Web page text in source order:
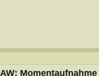
AW: Momentaufnahme